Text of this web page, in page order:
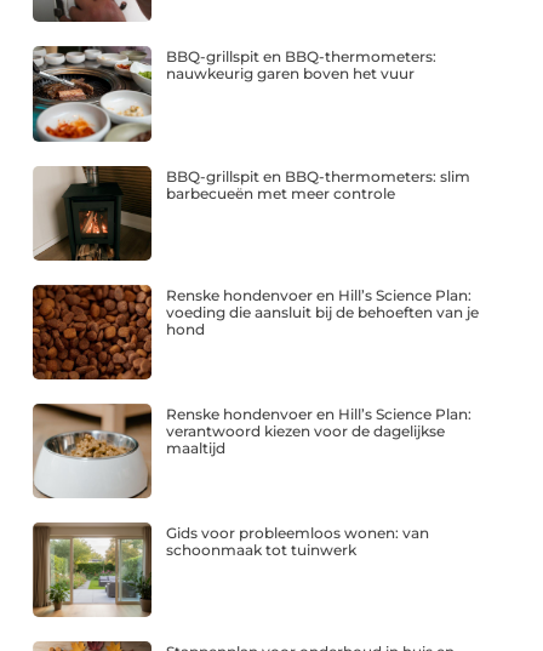
BBQ-grillspit en BBQ-thermometers:
nauwkeurig garen boven het vuur
BBQ-grillspit en BBQ-thermometers: slim
barbecueën met meer controle
Renske hondenvoer en Hill’s Science Plan:
voeding die aansluit bij de behoeften van je
hond
Renske hondenvoer en Hill’s Science Plan:
verantwoord kiezen voor de dagelijkse
maaltijd
Gids voor probleemloos wonen: van
schoonmaak tot tuinwerk